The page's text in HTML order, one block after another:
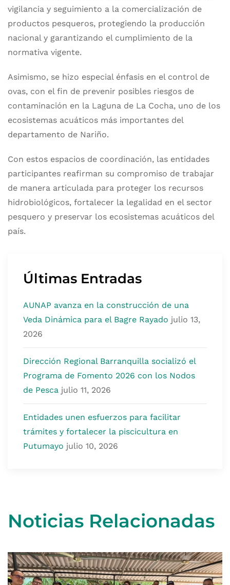
vigilancia y seguimiento a la comercialización de
productos pesqueros, protegiendo la producción
nacional y garantizando el cumplimiento de la
normativa vigente.
Asimismo, se hizo especial énfasis en el control de
ovas, con el fin de prevenir posibles riesgos de
contaminación en la Laguna de La Cocha, uno de los
ecosistemas acuáticos más importantes del
departamento de Nariño.
Con estos espacios de coordinación, las entidades
participantes reafirman su compromiso de trabajar
de manera articulada para proteger los recursos
hidrobiológicos, fortalecer la legalidad en el sector
pesquero y preservar los ecosistemas acuáticos del
país.
Últimas Entradas
AUNAP avanza en la construcción de una
Veda Dinámica para el Bagre Rayado julio 13,
2026
Dirección Regional Barranquilla socializó el
Programa de Fomento 2026 con los Nodos
de Pesca julio 11, 2026
Entidades unen esfuerzos para facilitar
trámites y fortalecer la piscicultura en
Putumayo julio 10, 2026
Noticias Relacionadas